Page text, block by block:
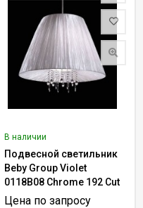
В наличии
Подвесной светильник
Beby Group Violet
0118B08 Chrome 192 Cut
Almond
Цена по запросу